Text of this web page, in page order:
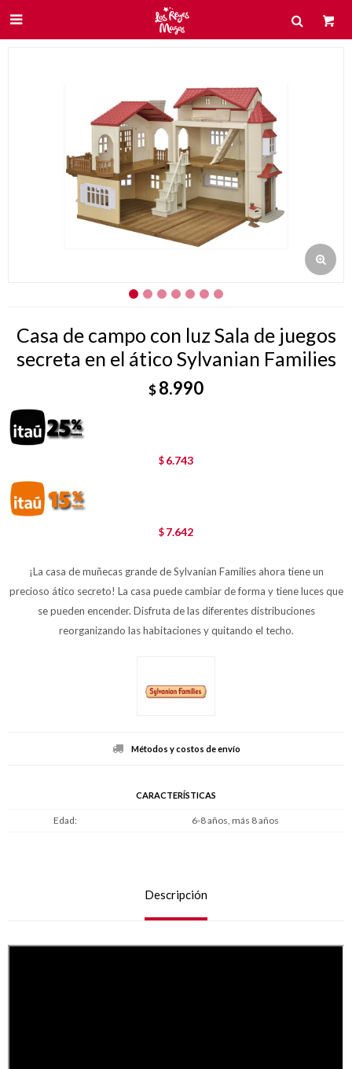

Casa de campo con luz Sala de juegos
secreta en el ático Sylvanian Families
$8.990
$ 6.743
$ 7.642
¡La casa de muñecas grande de Sylvanian Families ahora tiene un
precioso ático secreto! La casa puede cambiar de forma y tiene luces que
se pueden encender. Disfruta de las diferentes distribuciones
reorganizando las habitaciones y quitando el techo.
Métodos y costos de envío
CARACTERÍSTICAS
Edad 6-8 años, más 8 años
Descripción